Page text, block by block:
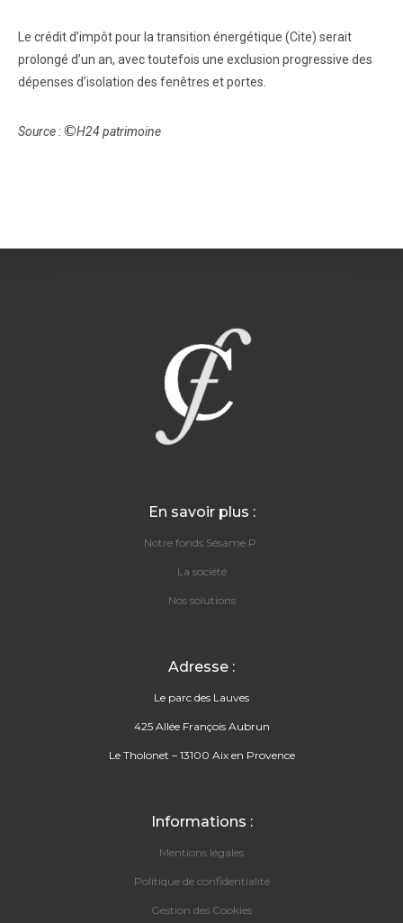
Le crédit d’impôt pour la transition énergétique (Cite) serait
prolongé d’un an, avec toutefois une exclusion progressive des
dépenses d’isolation des fenêtres et portes.
Source :©H24 patrimoine
En savoir plus :
Notre fonds Sésame P.
La société
Nos solutions
Adresse :
Le parc des Lauves
425 Allée François Aubrun
Le Tholonet – 13100 Aix en Provence
Informations :
Mentions légales
Politique de confidentialité
Gestion des Cookies